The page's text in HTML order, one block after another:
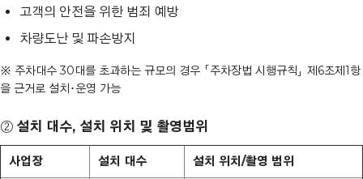
고객의 안전을 위한 범죄 예방
차량도난 및 파손방지
※ 주차대수 30대를 초과하는 규모의 경우 「주차장법 시행규칙」 제6조제1항
을 근거로 설치･운영 가능
② 설치 대수, 설치 위치 및 촬영범위
사업장 설치 대수 설치 위치/촬영 범위